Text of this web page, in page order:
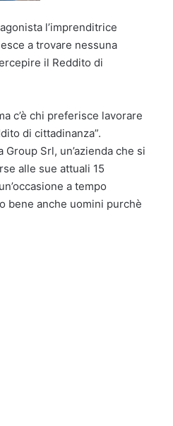
l’imprenditrice
a trovare nessuna
il Reddito di
c’è chi preferisce lavorare
di cittadinanza”.
Srl, un’azienda che si
alle sue attuali 15
a tempo
bene anche uomini purchè